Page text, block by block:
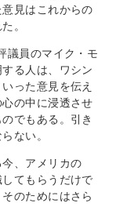
見はこれからの
。
議員のマイク・モ
る人は、ワシン
った意見を伝え
の中に浸透させ
でもある。引き
ない。
、アメリカの
てもらうだけで
のためにはさら